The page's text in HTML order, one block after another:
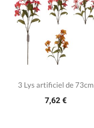
3 Lys artificiel de 73cm
7,62 €